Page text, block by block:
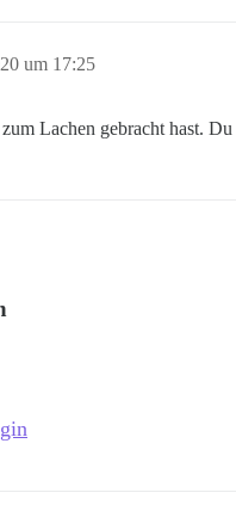
um 17:25
Lachen gebracht hast.